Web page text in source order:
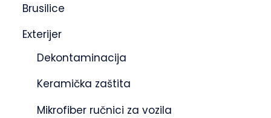
Brusilice
Exterijer
Dekontaminacija
Keramička zaštita
Mikrofiber ručnici za vozila